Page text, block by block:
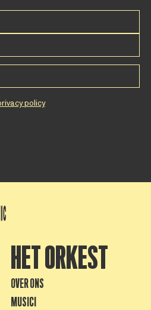
policy
HET ORKEST
OVER ONS
MUSICI